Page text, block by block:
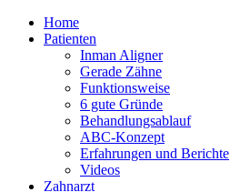
Home
Patienten
Inman Aligner
Gerade Zähne
Funktionsweise
6 gute Gründe
Behandlungsablauf
ABC-Konzept
Erfahrungen und Berichte
Videos
Zahnarzt